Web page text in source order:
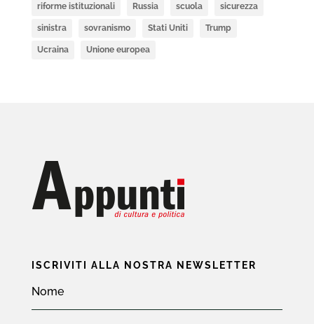
riforme istituzionali Russia scuola sicurezza
sinistra sovranismo Stati Uniti Trump
Ucraina Unione europea
ISCRIVITI ALLA NOSTRA NEWSLETTER